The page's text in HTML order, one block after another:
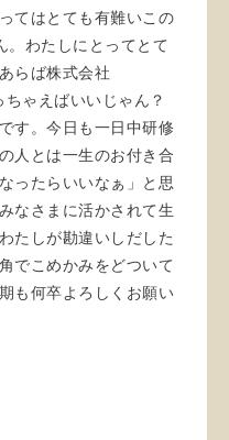
てはとても有難いこの
。わたしにとってとて
らば株式会社
ゃえばいいじゃん？
す。今日も一日中研修
人とは一生のお付き合
ったらいいなぁ」と思
なさまに活かされて生
たしが勘違いしだした
でこめかみをどついて
も何卒よろしくお願い